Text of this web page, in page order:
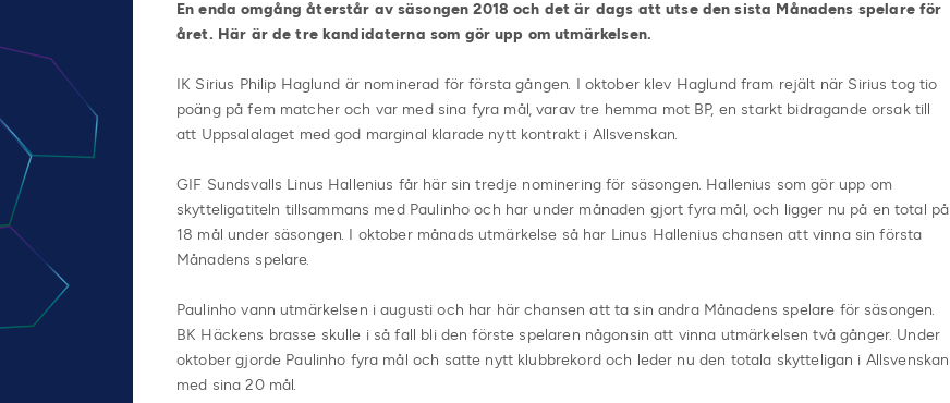
En enda omgång återstår av säsongen 2018 och det är dags att utse den sista Månadens spelare för
året. Här är de tre kandidaterna som gör upp om utmärkelsen.
IK Sirius Philip Haglund är nominerad för första gången. I oktober klev Haglund fram rejält när Sirius tog tio
poäng på fem matcher och var med sina fyra mål, varav tre hemma mot BP, en starkt bidragande orsak till
att Uppsalalaget med god marginal klarade nytt kontrakt i Allsvenskan.
GIF Sundsvalls Linus Hallenius får här sin tredje nominering för säsongen. Hallenius som gör upp om
skytteligatiteln tillsammans med Paulinho och har under månaden gjort fyra mål, och ligger nu på en total på
18 mål under säsongen. I oktober månads utmärkelse så har Linus Hallenius chansen att vinna sin första
Månadens spelare.
Paulinho vann utmärkelsen i augusti och har här chansen att ta sin andra Månadens spelare för säsongen.
BK Häckens brasse skulle i så fall bli den förste spelaren någonsin att vinna utmärkelsen två gånger. Under
oktober gjorde Paulinho fyra mål och satte nytt klubbrekord och leder nu den totala skytteligan i Allsvenskan
med sina 20 mål.